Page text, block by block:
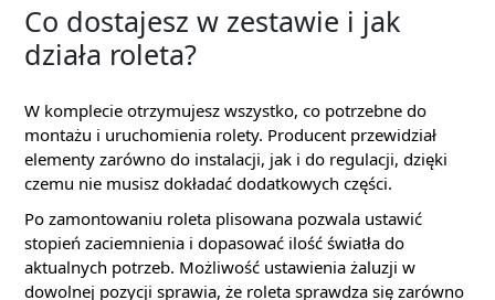
Co dostajesz w zestawie i jak
działa roleta?
W komplecie otrzymujesz wszystko, co potrzebne do
montażu i uruchomienia rolety. Producent przewidział
elementy zarówno do instalacji, jak i do regulacji, dzięki
czemu nie musisz dokładać dodatkowych części.
Po zamontowaniu roleta plisowana pozwala ustawić
stopień zaciemnienia i dopasować ilość światła do
aktualnych potrzeb. Możliwość ustawienia żaluzji w
dowolnej pozycji sprawia, że roleta sprawdza się zarówno